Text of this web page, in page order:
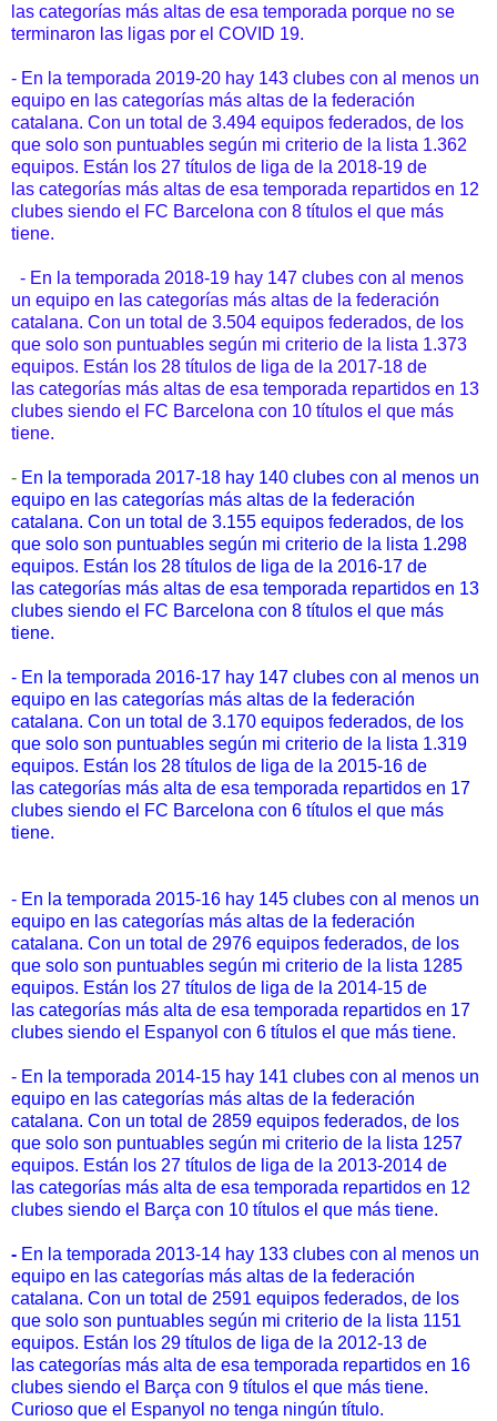
las categorías más altas de esa temporada porque no se
terminaron las ligas por el COVID 19.
- En la temporada 2019-20 hay 143 clubes con al menos un
equipo en las categorías más altas de la federación
catalana. Con un total de 3.494 equipos federados, de los
que solo son puntuables según mi criterio de la lista 1.362
equipos. Están los 27 títulos de liga de la 2018-19 de
las categorías más altas de esa temporada repartidos en 12
clubes siendo el FC Barcelona con 8 títulos el que más
tiene.
- En la temporada 2018-19 hay 147 clubes con al menos
un equipo en las categorías más altas de la federación
catalana. Con un total de 3.504 equipos federados, de los
que solo son puntuables según mi criterio de la lista 1.373
equipos. Están los 28 títulos de liga de la 2017-18 de
las categorías más altas de esa temporada repartidos en 13
clubes siendo el FC Barcelona con 10 títulos el que más
tiene.
- En la temporada 2017-18 hay 140 clubes con al menos un
equipo en las categorías más altas de la federación
catalana. Con un total de 3.155 equipos federados, de los
que solo son puntuables según mi criterio de la lista 1.298
equipos. Están los 28 títulos de liga de la 2016-17 de
las categorías más altas de esa temporada repartidos en 13
clubes siendo el FC Barcelona con 8 títulos el que más
tiene.
- En la temporada 2016-17 hay 147 clubes con al menos un
equipo en las categorías más altas de la federación
catalana. Con un total de 3.170 equipos federados, de los
que solo son puntuables según mi criterio de la lista 1.319
equipos. Están los 28 títulos de liga de la 2015-16 de
las categorías más alta de esa temporada repartidos en 17
clubes siendo el FC Barcelona con 6 títulos el que más
tiene.
- En la temporada 2015-16 hay 145 clubes con al menos un
equipo en las categorías más altas de la federación
catalana. Con un total de 2976 equipos federados, de los
que solo son puntuables según mi criterio de la lista 1285
equipos. Están los 27 títulos de liga de la 2014-15 de
las categorías más alta de esa temporada repartidos en 17
clubes siendo el Espanyol con 6 títulos el que más tiene.
- En la temporada 2014-15 hay 141 clubes con al menos un
equipo en las categorías más altas de la federación
catalana. Con un total de 2859 equipos federados, de los
que solo son puntuables según mi criterio de la lista 1257
equipos. Están los 27 títulos de liga de la 2013-2014 de
las categorías más alta de esa temporada repartidos en 12
clubes siendo el Barça con 10 títulos el que más tiene.
- En la temporada 2013-14 hay 133 clubes con al menos un
equipo en las categorías más altas de la federación
catalana. Con un total de 2591 equipos federados, de los
que solo son puntuables según mi criterio de la lista 1151
equipos. Están los 29 títulos de liga de la 2012-13 de
las categorías más alta de esa temporada repartidos en 16
clubes siendo el Barça con 9 títulos el que más tiene.
Curioso que el Espanyol no tenga ningún título.